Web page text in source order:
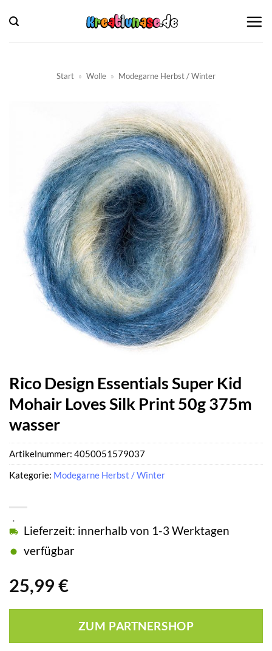
Inhalt
springen
Start » Wolle » Modegarne Herbst / Winter
Rico Design Essentials Super Kid
Mohair Loves Silk Print 50g 375m
wasser
25,99 €
Lieferzeit: innerhalb von 1-3 Werktagen
verfügbar
ZUM PARTNERSHOP
Artikelnummer: 4050051579037
Kategorie: Modegarne Herbst / Winter